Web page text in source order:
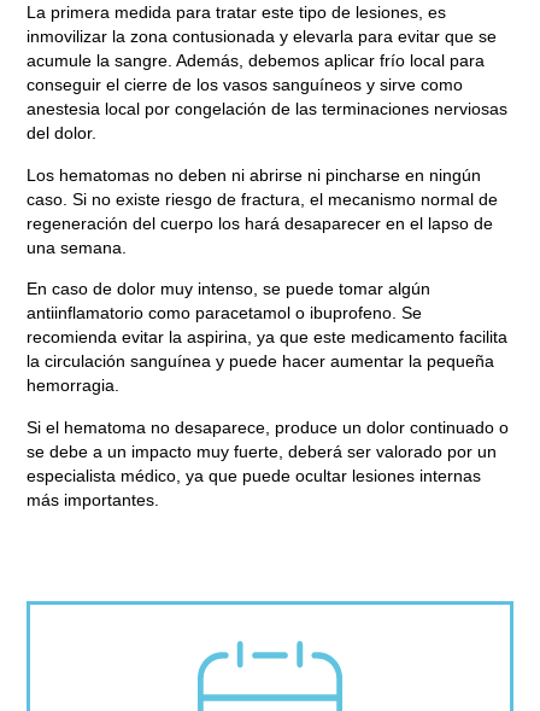
Mayo 26, 2022
La primera medida para tratar este tipo de lesiones, es
inmovilizar la zona contusionada y elevarla para evitar que se
acumule la sangre. Además, debemos aplicar frío local para
conseguir el cierre de los vasos sanguíneos y sirve como
anestesia local por congelación de las terminaciones nerviosas
del dolor.
Los hematomas no deben ni abrirse ni pincharse en ningún
caso. Si no existe riesgo de fractura, el mecanismo normal de
regeneración del cuerpo los hará desaparecer en el lapso de
una semana.
En caso de dolor muy intenso, se puede tomar algún
antiinflamatorio como paracetamol o ibuprofeno. Se
recomienda evitar la aspirina, ya que este medicamento facilita
la circulación sanguínea y puede hacer aumentar la pequeña
hemorragia.
Si el hematoma no desaparece, produce un dolor continuado o
se debe a un impacto muy fuerte, deberá ser valorado por un
especialista médico, ya que puede ocultar lesiones internas
más importantes.